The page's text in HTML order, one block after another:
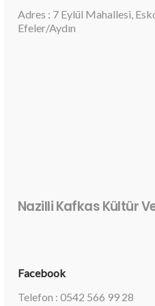
Adres : 7 Eylül Mahallesi,
Efeler/Aydın
Nazilli Kafkas Kültür
Facebook
Telefon : 0542 566 99 28